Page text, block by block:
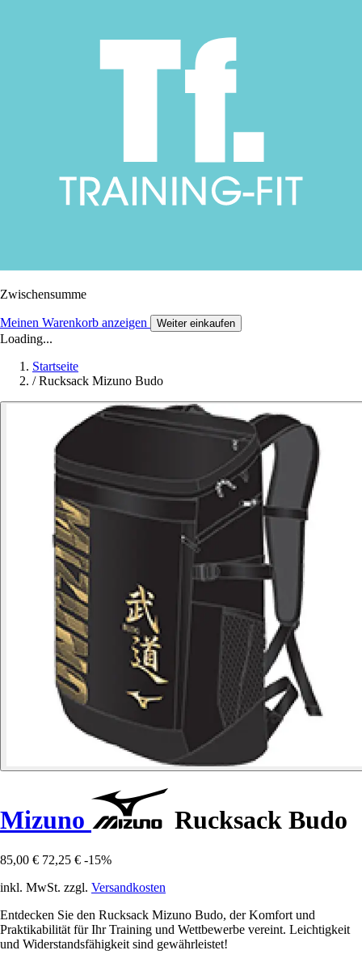
Zwischensumme
Meinen Warenkorb anzeigen Weiter einkaufen
Loading...
Startseite
/ Rucksack Mizuno Budo
Mizuno Rucksack Budo
85,00 € 72,25 € -15%
inkl. MwSt. zzgl. Versandkosten
Entdecken Sie den Rucksack Mizuno Budo, der Komfort und
Praktikabilität für Ihr Training und Wettbewerbe vereint. Leichtigkeit
und Widerstandsfähigkeit sind gewährleistet!